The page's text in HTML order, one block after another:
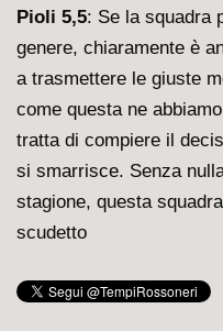
Pioli 5,5: Se la squadra
genere, chiaramente è
a trasmettere le giuste
come questa ne
tratta di compiere il
si smarrisce. Senza
stagione, questa
scudetto